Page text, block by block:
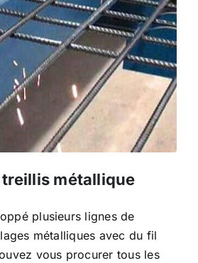
métallique
plusieurs lignes de
métalliques avec du fil
vous procurer tous les